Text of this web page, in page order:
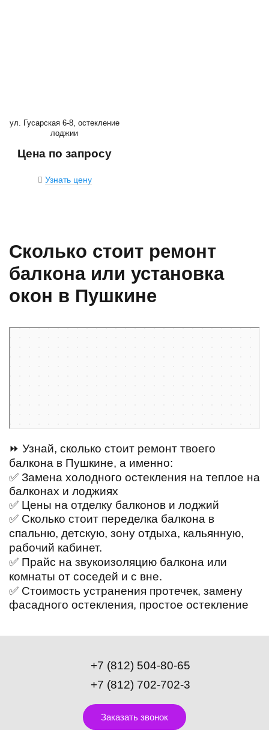
ул. Гусарская 6-8, остекление
лоджии
Цена по запросу
Узнать цену
Сколько стоит ремонт
балкона или установка
окон в Пушкине
⏩ Узнай, сколько стоит ремонт твоего
балкона в Пушкине, а именно:
✅ Замена холодного остекления на теплое на
балконах и лоджиях
✅ Цены на отделку балконов и лоджий
✅ Сколько стоит переделка балкона в
спальню, детскую, зону отдыха, кальянную,
рабочий кабинет.
✅ Прайс на звукоизоляцию балкона или
комнаты от соседей и с вне.
✅ Стоимость устранения протечек, замену
фасадного остекления, простое остекление
+7 (812) 504-80-65
+7 (812) 702-702-3
Заказать звонок